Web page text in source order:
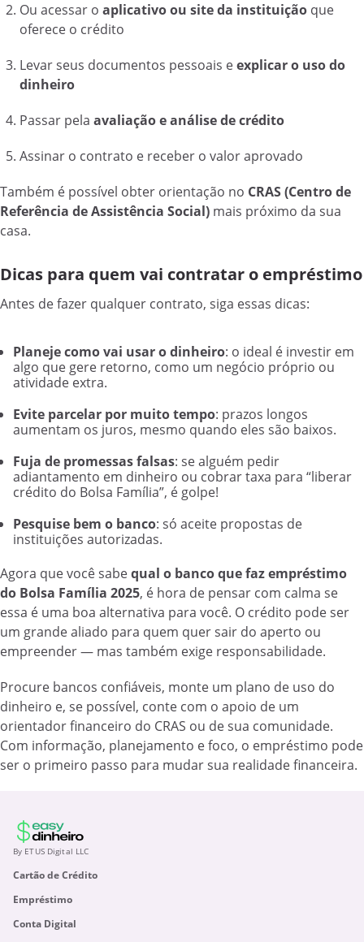
Ou acessar o aplicativo ou site da instituição que
oferece o crédito
Levar seus documentos pessoais eexplicar o uso do
dinheiro
Passar pela avaliação e análise de crédito
Assinar o contrato e receber o valor aprovado
Também é possível obter orientação no CRAS (Centro de
Referência de Assistência Social) mais próximo da sua
casa.
Dicas para quem vai contratar o empréstimo
Antes de fazer qualquer contrato, siga essas dicas:
Planeje como vai usar o dinheiro: o ideal é investir em
algo que gere retorno, como um negócio próprio ou
atividade extra.
Evite parcelar por muito tempo: prazos longos
aumentam os juros, mesmo quando eles são baixos.
Fuja de promessas falsas: se alguém pedir
adiantamento em dinheiro ou cobrar taxa para “liberar
crédito do Bolsa Família”, é golpe!
Pesquise bem o banco: só aceite propostas de
instituições autorizadas.
Agora que você sabequal o banco que faz empréstimo
do Bolsa Família 2025, é hora de pensar com calma se
essa é uma boa alternativa para você. O crédito pode ser
um grande aliado para quem quer sair do aperto ou
empreender — mas também exige responsabilidade.
Procure bancos confiáveis, monte um plano de uso do
dinheiro e, se possível, conte com o apoio de um
orientador financeiro do CRAS ou de sua comunidade.
Com informação, planejamento e foco, o empréstimo pode
ser o primeiro passo para mudar sua realidade financeira.
By ETUS Digital LLC
Cartão de Crédito
Empréstimo
Conta Digital